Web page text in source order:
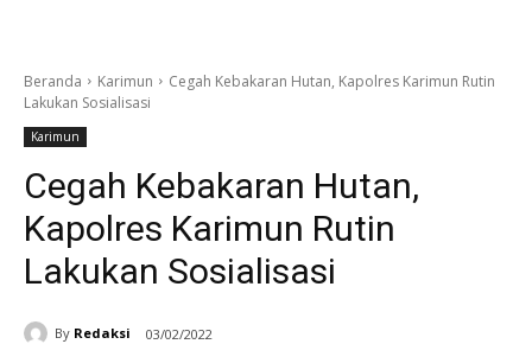
Beranda Karimun
Cegah Kebakaran Hutan, Kapolres Karimun Rutin
Lakukan Sosialisasi
Karimun
Cegah Kebakaran Hutan,
Kapolres Karimun Rutin
Lakukan Sosialisasi
By Redaksi 03/02/2022